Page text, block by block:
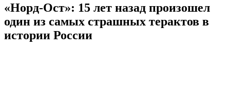
«Норд-Ост»: 15 лет назад произошел
один из самых страшных терактов в
истории России